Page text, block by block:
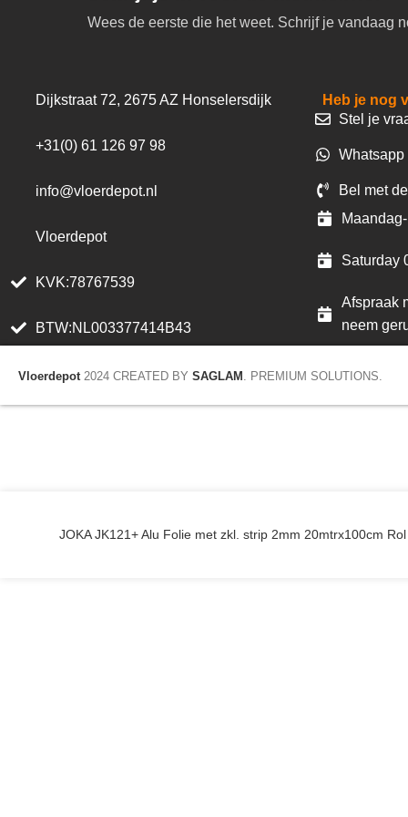
Wees de eerste die het weet. Schrijf je vandaag
Dijkstraat 72, 2675 AZ Honselersdijk
+31(0) 61 126 97 98
info@vloerdepot.nl
Vloerdepot
KVK:78767539
BTW:NL003377414B43
Heb je nog
Stel je
Bel met
Saturday
Afspraak
neem
Vloerdepot 2024 CREATED BY SAGLAM . PREMIUM SOLUTIONS.
JOKA JK121+ Alu Folie met zkl. strip 2mm 20mtrx100cm Rol